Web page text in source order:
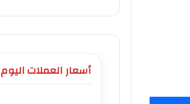
أسعار العملات اليوم